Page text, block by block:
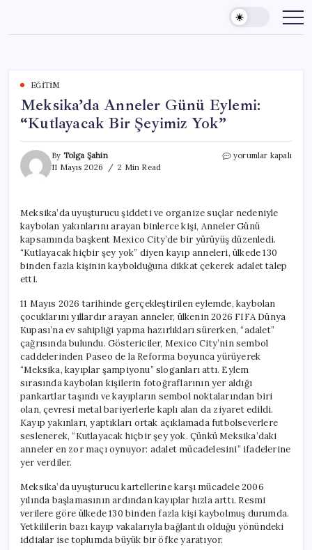
content
EĞITIM
Meksika’da Anneler Günü Eylemi:
“Kutlayacak Bir Şeyimiz Yok”
By Tolga Şahin
11 Mayıs 2026
2 Min Read
Meksika’da
Bir
Şeyimiz
Yok”
için
yorumlar kapalı
Meksika’da uyuşturucu şiddeti ve organize suçlar nedeniyle
kaybolan yakınlarını arayan binlerce kişi, Anneler Günü
kapsamında başkent Mexico City’de bir yürüyüş düzenledi.
“Kutlayacak hiçbir şey yok” diyen kayıp anneleri, ülkede 130
binden fazla kişinin kaybolduğuna dikkat çekerek adalet talep
etti.
11 Mayıs 2026 tarihinde gerçekleştirilen eylemde, kaybolan
çocuklarını yıllardır arayan anneler, ülkenin 2026 FIFA Dünya
Kupası’na ev sahipliği yapma hazırlıkları sürerken, “adalet”
çağrısında bulundu. Göstericiler, Mexico City’nin sembol
caddelerinden Paseo de la Reforma boyunca yürüyerek
“Meksika, kayıplar şampiyonu” sloganları attı. Eylem
sırasında kaybolan kişilerin fotoğraflarının yer aldığı
pankartlar taşındı ve kayıpların sembol noktalarından biri
olan, çevresi metal bariyerlerle kaplı alan da ziyaret edildi.
Kayıp yakınları, yaptıkları ortak açıklamada futbolseverlere
seslenerek, “Kutlayacak hiçbir şey yok. Çünkü Meksika’daki
anneler en zor maçı oynuyor: adalet mücadelesini” ifadelerine
yer verdiler.
Meksika’da uyuşturucu kartellerine karşı mücadele 2006
yılında başlamasının ardından kayıplar hızla arttı. Resmi
verilere göre ülkede 130 binden fazla kişi kaybolmuş durumda.
Yetkililerin bazı kayıp vakalarıyla bağlantılı olduğu yönündeki
iddialar ise toplumda büyük bir öfke yaratıyor.